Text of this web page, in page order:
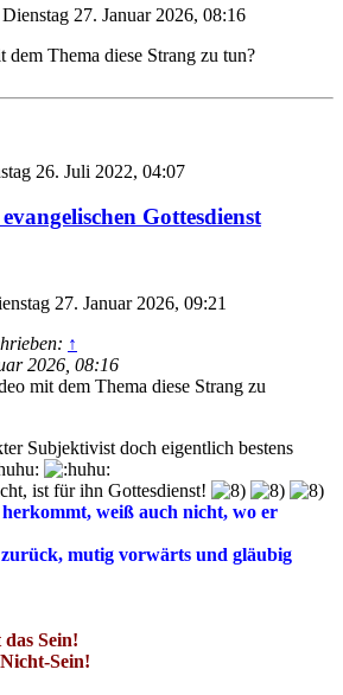
Dienstag 27. Januar 2026, 08:16
dem Thema diese Strang zu tun?
26. Juli 2022, 04:07
Gottesdienst
27. Januar 2026, 09:21
↑
2026, 08:16
mit dem Thema diese Strang zu
Subjektivist doch eigentlich bestens
ist für ihn Gottesdienst!
weiß auch nicht, wo er
mutig vorwärts und gläubig
Sein!
Sein!